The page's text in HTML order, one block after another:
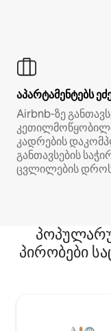
აპარტამენტებს
Airbnb‑ზე
კადრების
განთავსების
ცვლილების
პირობები